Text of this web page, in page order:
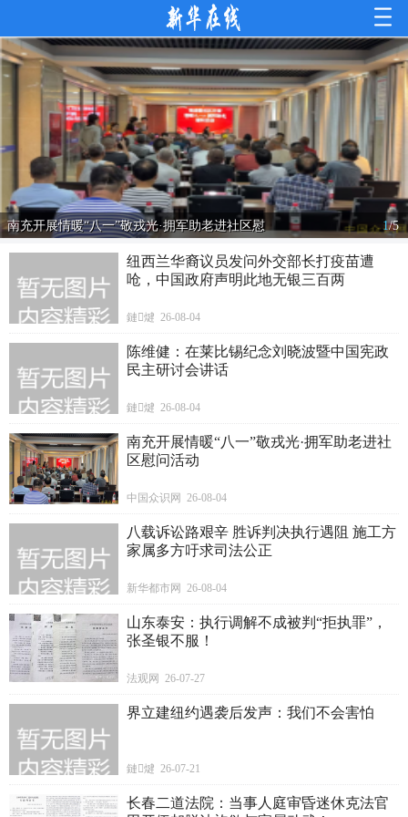
南充开展情暖“八一”敬戎光·拥军助老进社区慰 1/5
纽西兰华裔议员发问外交部长打疫苗遭
呛，中国政府声明此地无银三百两
鏈煡 26-08-04
陈维健：在莱比锡纪念刘晓波暨中国宪政
民主研讨会讲话
鏈煡 26-08-04
南充开展情暖“八一”敬戎光·拥军助老进社
区慰问活动
中国众识网 26-08-04
八载诉讼路艰辛 胜诉判决执行遇阻 施工方
家属多方吁求司法公正
新华都市网 26-08-04
山东泰安：执行调解不成被判“拒执罪”，
张圣银不服！
法观网 26-07-27
界立建纽约遇袭后发声：我们不会害怕
鏈煡 26-07-21
长春二道法院：当事人庭审昏迷休克法官